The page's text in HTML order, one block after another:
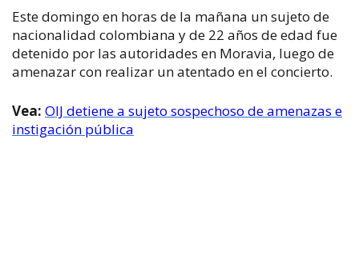
Este domingo en horas de la mañana un sujeto de
nacionalidad colombiana y de 22 años de edad fue
detenido por las autoridades en Moravia, luego de
amenazar con realizar un atentado en el concierto.
Vea: OIJ detiene a sujeto sospechoso de amenazas e
instigación pública